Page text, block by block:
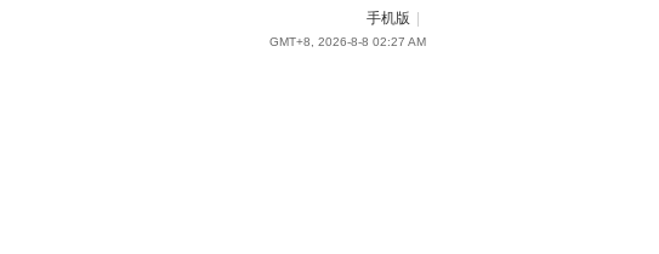
手机版
GMT+8, 2026-8-8 02:27 AM